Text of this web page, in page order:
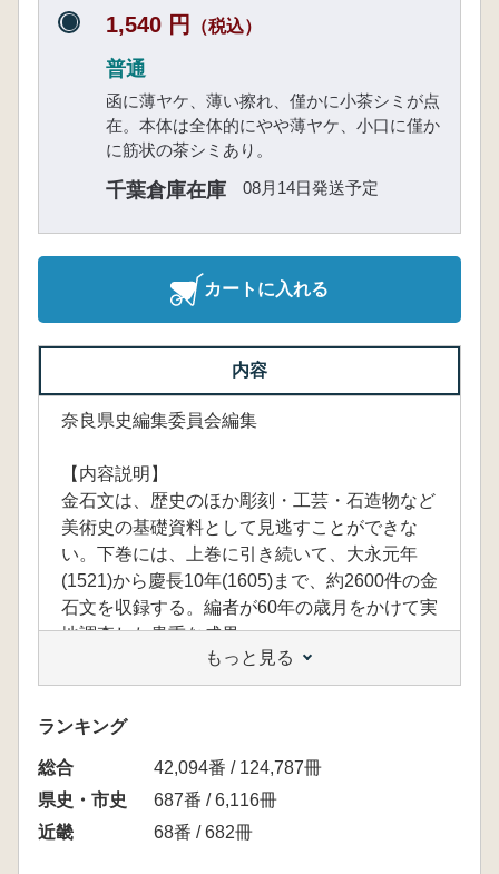
1,540 円 （税込）
普通
函に薄ヤケ、薄い擦れ、僅かに小茶シミが点
在。本体は全体的にやや薄ヤケ、小口に僅か
に筋状の茶シミあり。
千葉倉庫在庫 08月14日発送予定
カートに入れる
内容
奈良県史編集委員会編集
【内容説明】
金石文は、歴史のほか彫刻・工芸・石造物など
美術史の基礎資料として見逃すことができな
い。下巻には、上巻に引き続いて、大永元年
(1521)から慶長10年(1605)まで、約2600件の金
石文を収録する。編者が60年の歳月をかけて実
地調査した貴重な成果。
「BOOKデータベース」 より
もっと見る
ランキング
総合
42,094番 / 124,787冊
県史・市史
687番 / 6,116冊
近畿
68番 / 682冊